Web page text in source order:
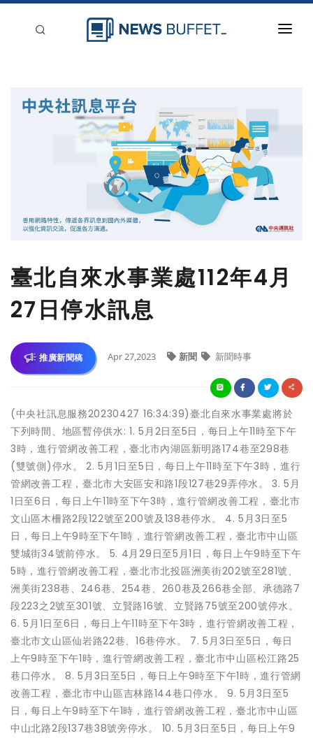
臺北自來水事業處112年4月
27日停水訊息
推廣新聞稿 Apr 27,2023 新聞 新聞時事
(中央社訊息服務20230427 16:34:39)臺北自來水事業處將於
下列時間、地區暫停供水: 1. 5月2日至5日，每日上午11時至下午
3時，進行管網改善工程，臺北市內湖區新明路174巷至298巷
(雙號側)停水。 2. 5月1日至5日，每日上午11時至下午3時，進行
管網改善工程，臺北市大安區安和路1段127巷29弄停水。 3. 5月
1日至6日，每日上午11時至下午3時，進行管網改善工程，臺北市
文山區木柵路2段122號至200號及138巷停水。 4. 5月3日至5
日，每日上午9時至下午1時，進行管網改善工程，臺北市中山區
雙城街34號前停水。 5. 4月29日至5月1日，每日上午9時至下午
5時，進行管網改善工程，臺北市北投區洲美街202號至281號、
洲美街238巷、246巷、254巷、260巷及266巷全部、承德路7
段223之2號至301號、立賢路16號、立賢路75號至200號停水。
6. 5月1日至6日，每日上午11時至下午3時，進行管網改善工程，
臺北市文山區仙岩路22巷、16巷停水。 7. 5月3日至5日，每日
上午9時至下午1時，進行管網改善工程，臺北市中山區松江路25
巷口停水。 8. 5月3日至5日，每日上午9時至下午1時，進行管網
改善工程，臺北市中山區吉林路144巷口停水。 9. 5月3日至5
日，每日上午9時至下午1時，進行管網改善工程，臺北市中山區
中山北路2段137巷38號旁停水。 10. 5月3日至5日，每日上午9